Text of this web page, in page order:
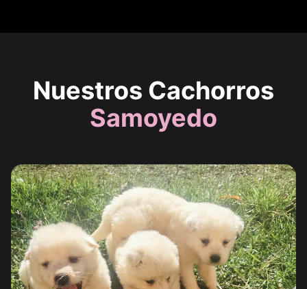
Nuestros Cachorros
Samoyedo